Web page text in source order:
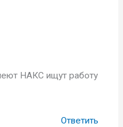
НАКС ищут работу
Ответить